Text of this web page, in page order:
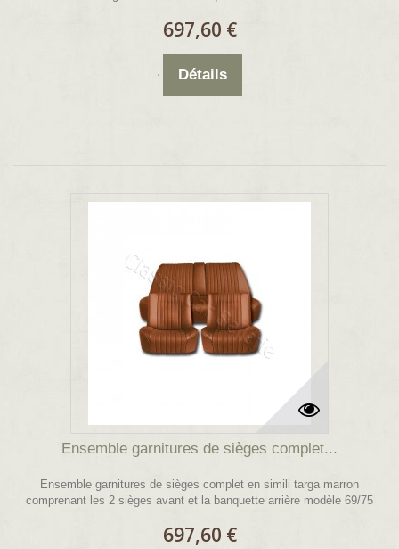
697,60 €
Détails
Ensemble garnitures de sièges complet...
Ensemble garnitures de sièges complet en simili targa marron
comprenant les 2 sièges avant et la banquette arrière modèle 69/75
697,60 €